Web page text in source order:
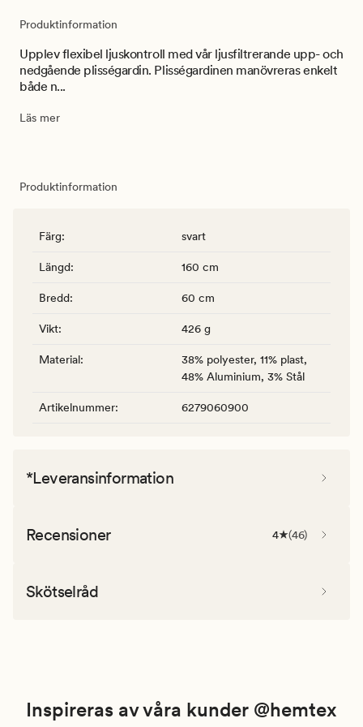
Produktinformation
Upplev flexibel ljuskontroll med vår ljusfiltrerande upp- och
nedgående plisségardin. Plisségardinen manövreras enkelt
både n...
Läs mer
Produktinformation
Färg: svart
Längd: 160 cm
Bredd: 60 cm
Vikt: 426 g
Material:
38% polyester, 11% plast,
48% Aluminium, 3% Stål
Artikelnummer: 6279060900
*Leveransinformation
Recensioner 4 (46)
Skötselråd
Inspireras av våra kunder @hemtex